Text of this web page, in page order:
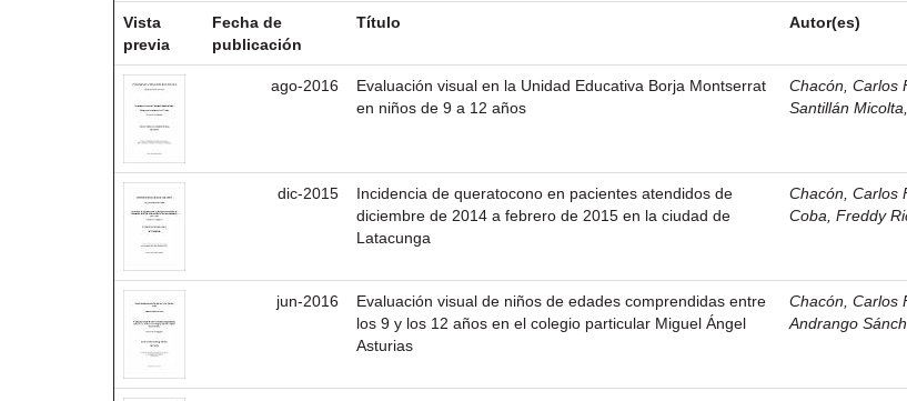
Vista
previa
Fecha de
publicación
Título Autor(es)
ago-2016
Evaluación visual en la Unidad Educativa Borja Montserrat
en niños de 9 a 12 años
Chacón, Carlos
Santillán
dic-2015
Incidencia de queratocono en pacientes atendidos de
diciembre de 2014 a febrero de 2015 en la ciudad de
Latacunga
Chacón, Carlos
Coba, Freddy
jun-2016
Evaluación visual de niños de edades comprendidas entre
los 9 y los 12 años en el colegio particular Miguel Ángel
Asturias
Chacón, Carlos
Andrango